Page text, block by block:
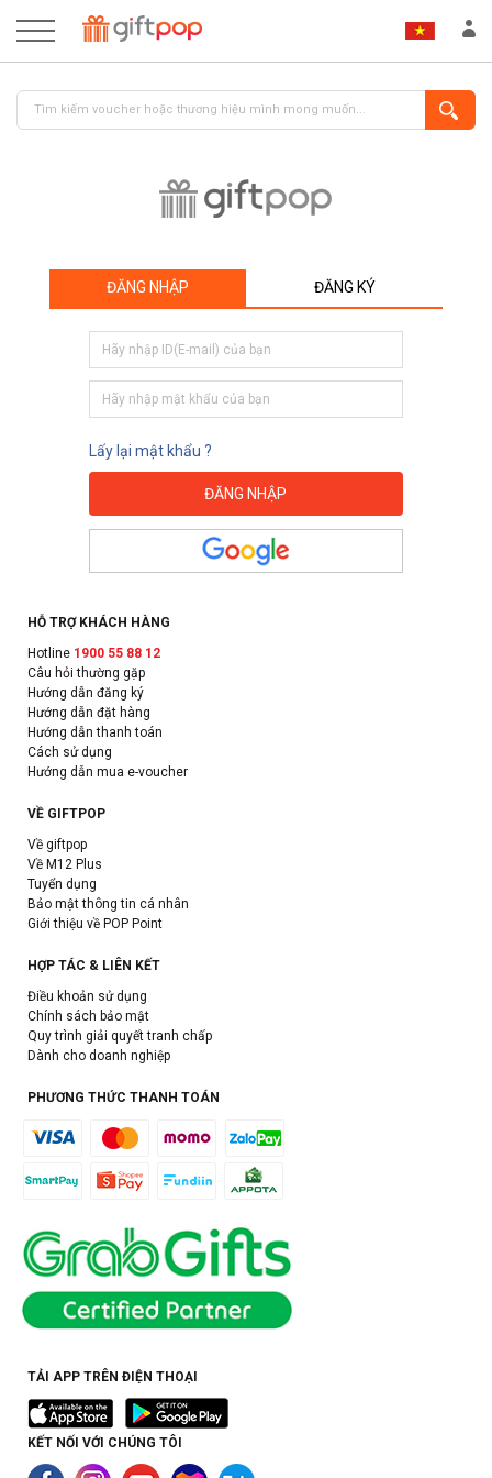
ĐĂNG NHẬP ĐĂNG KÝ
Lấy lại mật khẩu ?
HỖ TRỢ KHÁCH HÀNG
Hotline 1900 55 88 12
Câu hỏi thường gặp
Hướng dẫn đăng ký
Hướng dẫn đặt hàng
Hướng dẫn thanh toán
Cách sử dụng
Hướng dẫn mua e-voucher
VỀ GIFTPOP
Về giftpop
Về M12 Plus
Tuyển dụng
Bảo mật thông tin cá nhân
Giới thiệu về POP Point
HỢP TÁC & LIÊN KẾT
Điều khoản sử dụng
Chính sách bảo mật
Quy trình giải quyết tranh chấp
Dành cho doanh nghiệp
PHƯƠNG THỨC THANH TOÁN
TẢI APP TRÊN ĐIỆN THOẠI
KẾT NỐI VỚI CHÚNG TÔI